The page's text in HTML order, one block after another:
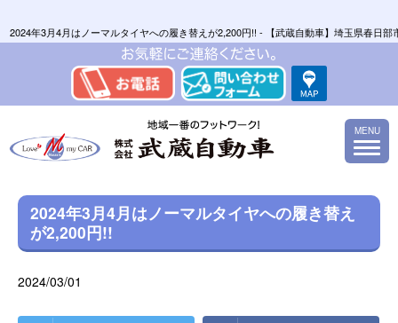
2024年3月4月はノーマルタイヤへの履き替えが2,200円!! - 【武蔵自動車】埼玉県春日
MENU
2024年3月4月はノーマルタイヤへの履き替え
が2,200円!!
2024/03/01